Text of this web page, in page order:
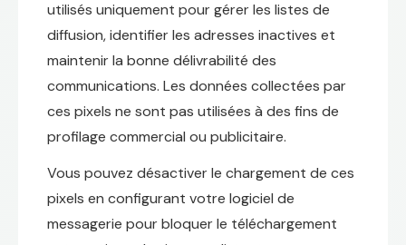
utilisés uniquement pour gérer les listes de
diffusion, identifier les adresses inactives et
maintenir la bonne délivrabilité des
communications. Les données collectées par
ces pixels ne sont pas utilisées à des fins de
profilage commercial ou publicitaire.
Vous pouvez désactiver le chargement de ces
pixels en configurant votre logiciel de
messagerie pour bloquer le téléchargement